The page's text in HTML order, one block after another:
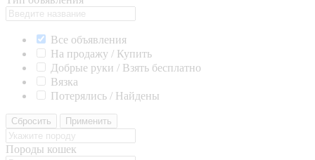
Все объявления
На продажу / Купить
Добрые руки / Взять бесплатно
Вязка
Потерялись / Найдены
Сбросить Применить
Породы кошек